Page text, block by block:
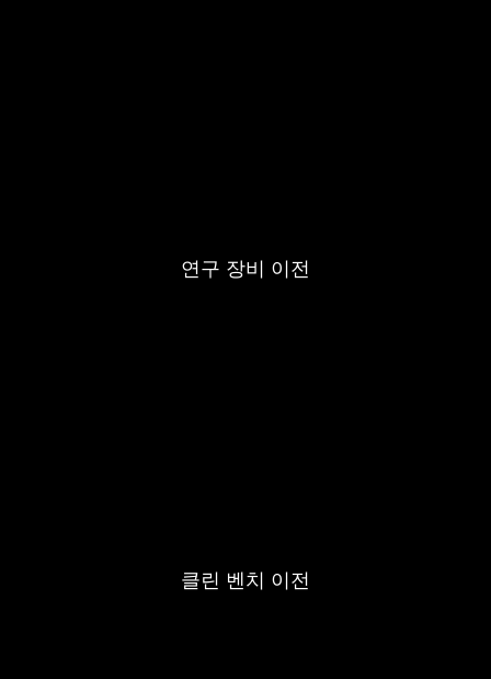
연구 장비 이전
클린 벤치 이전